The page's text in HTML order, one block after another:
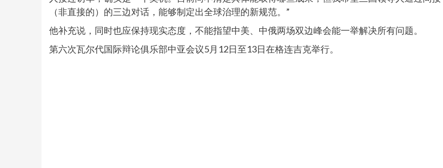
（非直接的）的三边对话，能够制定出全球治理的新规范。”
他补充说，同时也应保持现实态度，不能指望中美、中俄两场双边峰会能一举解决所有问题。
第六次瓦尔代国际辩论俱乐部中亚会议5月12日至13日在格连吉克举行。